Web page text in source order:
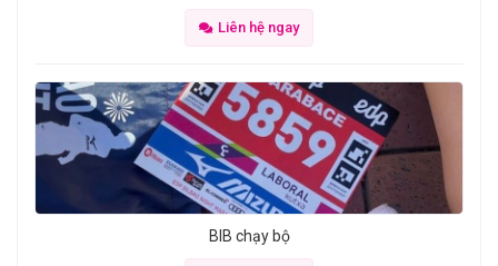
Liên hệ ngay
BIB chạy bộ